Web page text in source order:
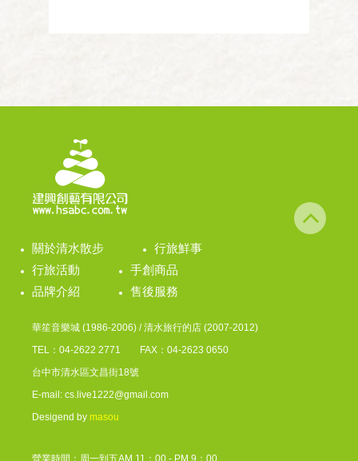
關於清水散步
行旅鮮事
行旅活動
手創商品
品牌介紹
售後服務
華笙音樂城 (1986-2006) / 清水旅行的店 (2007-2012)
TEL：04-2622 2771 FAX：04-2623 0650
台中市清水區文昌街18號
E-mail: cs.live1222@gmail.com
Desigend by masou